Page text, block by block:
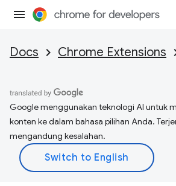
Docs Chrome Extensions
Google menggunakan teknologi AI untuk
konten ke dalam bahasa pilihan Anda.
mengandung kesalahan.